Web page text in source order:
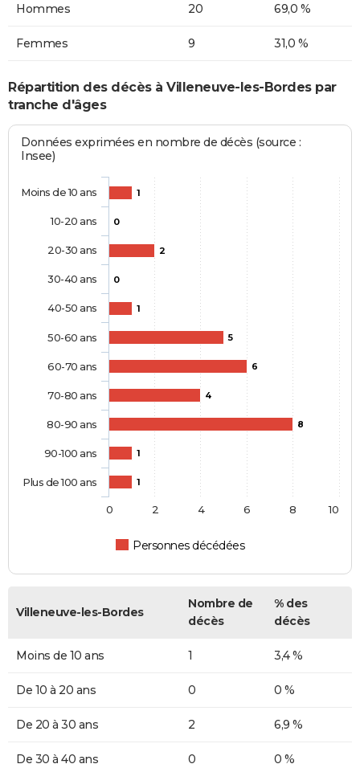
Hommes 20 69,0 %
Femmes 9 31,0 %
Répartition des décès à Villeneuve-les-Bordes par
tranche d'âges
Données exprimées en nombre de décès (source :
Insee)
1
0
2
0
1
5
6
4
8
1
1
Personnes décédées
Moins de 10 ans
10-20 ans
20-30 ans
30-40 ans
40-50 ans
50-60 ans
60-70 ans
70-80 ans
80-90 ans
90-100 ans
Plus de 100 ans
0 2 4 6 8 10
Villeneuve-les-Bordes
Nombre de
décès
% des
décès
Moins de 10 ans 1 3,4 %
De 10 à 20 ans 0 0 %
De 20 à 30 ans 2 6,9 %
De 30 à 40 ans 0 0 %